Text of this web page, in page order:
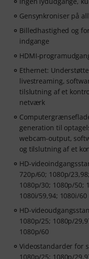
Gensynkroniser på
Billedhastighed og
indgange
HDMI-
Ethernet:
livestreaming,
tilslutning af et
netværk
generation til
webcam-output,
og tilslutning af et
HD-
720p/60; 1080p/
1080p/30; 1080p/50;
1080i/59,94; 1080i/60
HD-
1080p/25; 1080p/
1080p/60
Videostandarder for
1080p/25; 1080p/